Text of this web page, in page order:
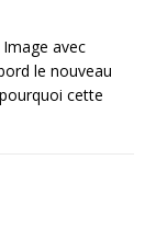
avec
le nouveau
cette